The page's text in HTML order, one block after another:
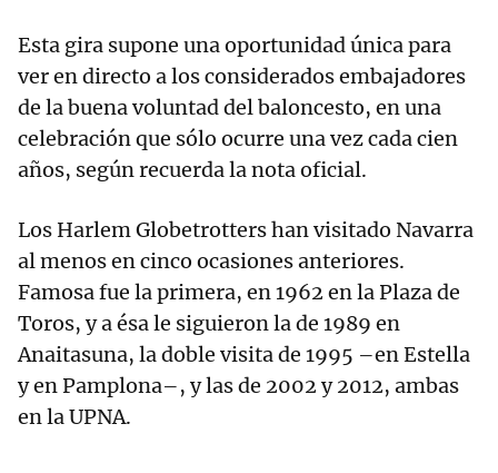
Esta gira supone una oportunidad única para
ver en directo a los considerados embajadores
de la buena voluntad del baloncesto, en una
celebración que sólo ocurre una vez cada cien
años, según recuerda la nota oficial.
Los Harlem Globetrotters han visitado Navarra
al menos en cinco ocasiones anteriores.
Famosa fue la primera, en 1962 en la Plaza de
Toros, y a ésa le siguieron la de 1989 en
Anaitasuna, la doble visita de 1995 –en Estella
y en Pamplona–, y las de 2002 y 2012, ambas
en la UPNA.